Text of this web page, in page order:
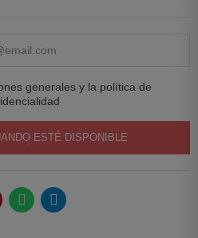
generales y la política de
ESTÉ DISPONIBLE